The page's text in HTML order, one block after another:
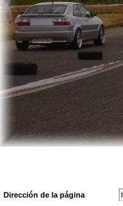
Dirección de la página